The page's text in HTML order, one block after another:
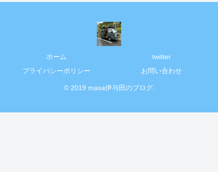
ホーム
twitter
プライバシーポリシー
お問い合わせ
© 2019 masa伊与田のブログ.